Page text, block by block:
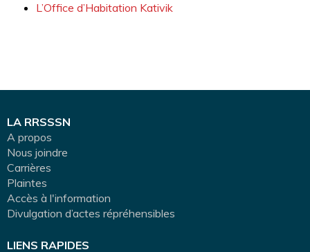
L’Office d’Habitation Kativik
LA RRSSSN
A propos
Nous joindre
Carrières
Plaintes
Accès à l'information
Divulgation d’actes répréhensibles
LIENS RAPIDES